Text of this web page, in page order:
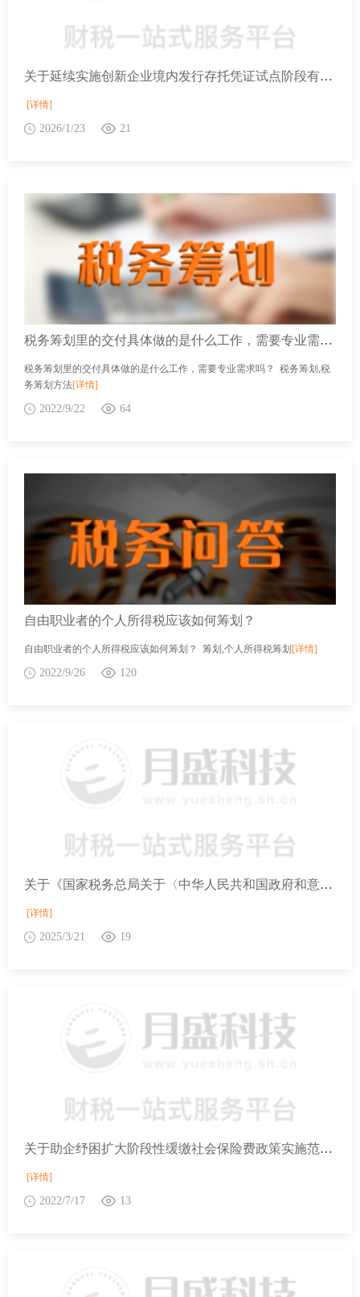
关于延续实施创新企业境内发行存托凭证试点阶段有关税收政策的公告
[详情]
2026/1/23 21
税务筹划里的交付具体做的是什么工作，需要专业需求吗？
税务筹划里的交付具体做的是什么工作，需要专业需求吗？ 税务筹划,税
务筹划方法[详情]
2022/9/22 64
自由职业者的个人所得税应该如何筹划？
自由职业者的个人所得税应该如何筹划？ 筹划,个人所得税筹划 [详情]
2022/9/26 120
关于《国家税务总局关于〈中华人民共和国政府和意大利共和国政府对所得消除双重征税和防止逃避税的协定〉生效执行的公告》的解读
[详情]
2025/3/21 19
关于助企纾困扩大阶段性缓缴社会保险费政策实施范围等问题的通知
[详情]
2022/7/17 13